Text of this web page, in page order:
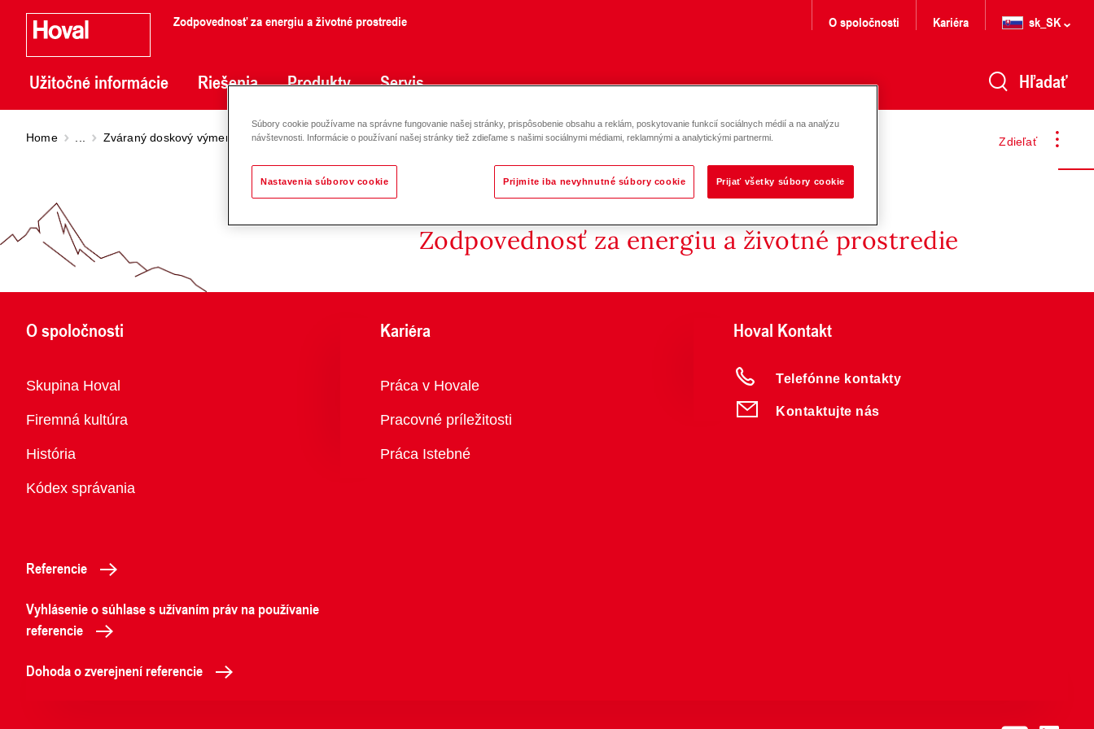
Zodpovednosť za energiu a životné prostredie
Užitočné informácie Riešenia Produkty Servis
O spoločnosti Kariéra sk_SK
Hľadať
Zdieľať
Home Zváraný doskový výmenník tepla Doskový výmenník tepla zváraný
Zodpovednosť za energiu a životné prostredie
O spoločnosti
Prehľad
Skupina Hoval
Firemná kultúra
História
Kódex správania
Kariéra
Prehľad
Práca v Hovale
Pracovné príležitosti
Práca Istebné
Hoval Kontakt
Telefónne kontakty
Kontaktujte nás
Referencie
Vyhlásenie o súhlase s užívaním práv na používanie
referencie
Dohoda o zverejnení referencie
Súbory cookie používame na správne fungovanie našej stránky, prispôsobenie obsahu a reklám, poskytovanie funkcií sociálnych médií a na analýzu
návštevnosti. Informácie o používaní našej stránky tiež zdieľame s našimi sociálnymi médiami, reklamnými a analytickými partnermi.
Nastavenia súborov cookie Prijmite iba nevyhnutné súbory cookie Prijať všetky súbory cookie